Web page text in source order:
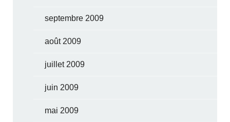
septembre 2009
août 2009
juillet 2009
juin 2009
mai 2009